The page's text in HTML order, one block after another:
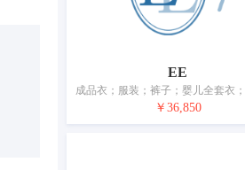
EE
￥36,850